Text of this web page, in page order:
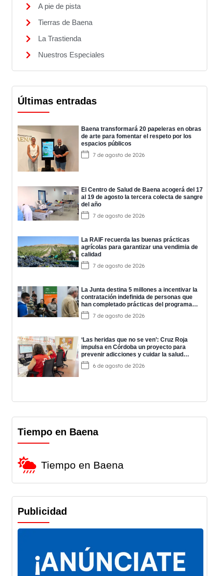
A pie de pista
Tierras de Baena
La Trastienda
Nuestros Especiales
Últimas entradas
Baena transformará 20 papeleras en obras
de arte para fomentar el respeto por los
espacios públicos
7 de agosto de 2026
El Centro de Salud de Baena acogerá del 17
al 19 de agosto la tercera colecta de sangre
del año
7 de agosto de 2026
La RAIF recuerda las buenas prácticas
agrícolas para garantizar una vendimia de
calidad
7 de agosto de 2026
La Junta destina 5 millones a incentivar la
contratación indefinida de personas que
han completado prácticas del programa
EPES
7 de agosto de 2026
‘Las heridas que no se ven’: Cruz Roja
impulsa en Córdoba un proyecto para
prevenir adicciones y cuidar la salud
mental
6 de agosto de 2026
Tiempo en Baena
Tiempo en Baena
Publicidad